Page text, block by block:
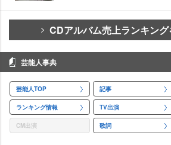
CDアルバム売上ランキン
芸能人事典
芸能人TOP 記事
ランキング情報 TV出演
CM出演 歌詞